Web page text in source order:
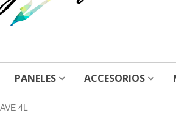
PANELES ACCESORIOS
4L